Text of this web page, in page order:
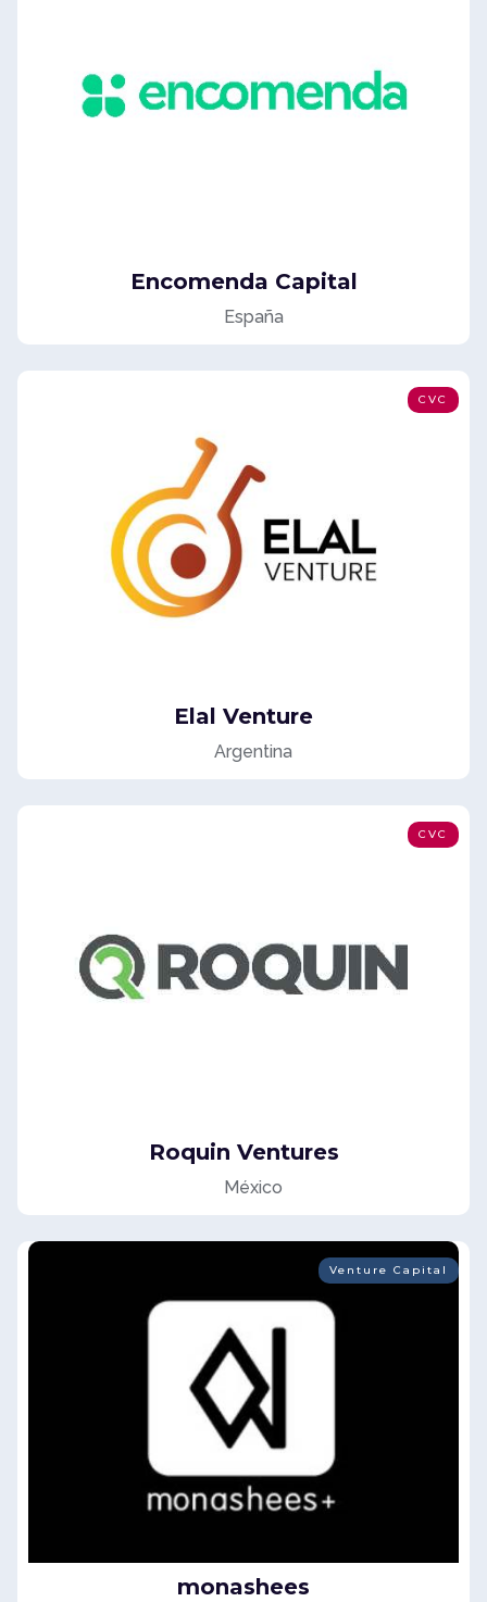
Encomenda Capital
España
CVC
Elal Venture
Argentina
CVC
Roquin Ventures
México
Venture Capital
monashees